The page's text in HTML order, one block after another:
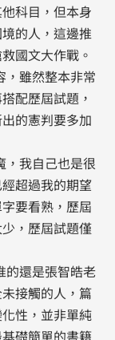
科目，但本身
的人，這邊推
國文大作戰。
，雖然整本非常
配歷屆試題，
的憲判要多加
，我自己也是很
超過我的期望
要看熟，歷屆
，歷屆試題僅
的還是張智皓老
接觸的人，篇
性，並非單純
礎簡單的書籍